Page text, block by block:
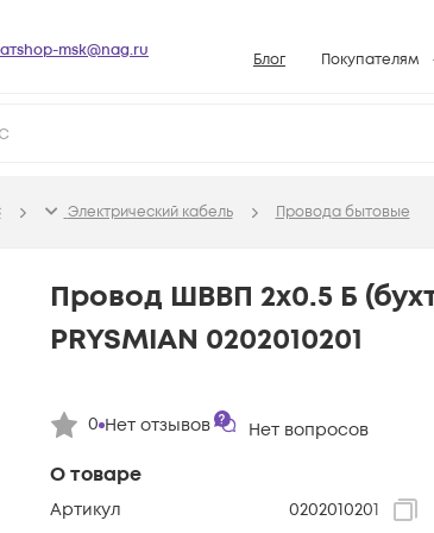
shop-msk@nag.ru Блог Покупателям
Условия
Возврат товара
Вопросы и
Конфигураторы
Электрический кабель Провода бытовые
О товаре
Артикул
0202010201
Провод ШВВП 2х0.5 Б
PRYSMIAN 0202010201
0 Нет отзывов Нет вопросов